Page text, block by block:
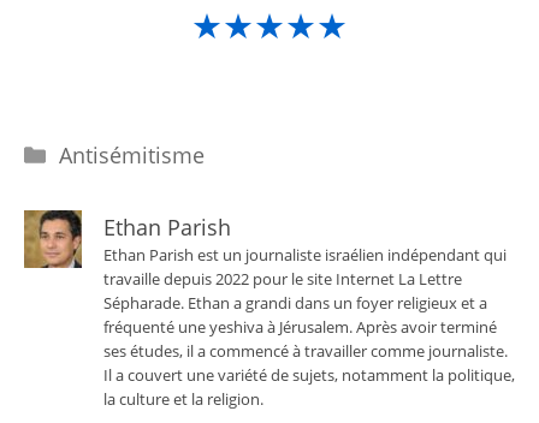
★★★★★
Catégories
Antisémitisme
Ethan Parish
Ethan Parish est un journaliste israélien indépendant qui
travaille depuis 2022 pour le site Internet La Lettre
Sépharade. Ethan a grandi dans un foyer religieux et a
fréquenté une yeshiva à Jérusalem. Après avoir terminé
ses études, il a commencé à travailler comme journaliste.
Il a couvert une variété de sujets, notamment la politique,
la culture et la religion.